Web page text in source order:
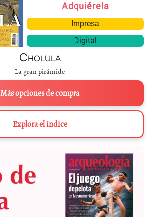
Adquiérela
Impresa
Digital
Cholula
La gran pirámide
Más opciones de compra
Explora el índice